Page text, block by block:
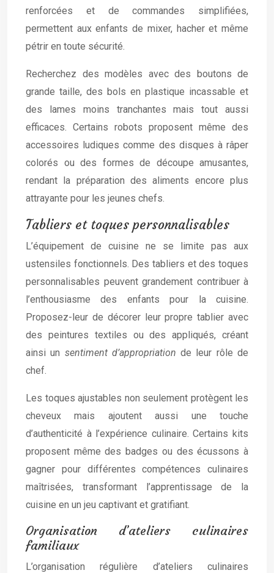
renforcées et de commandes simplifiées,
permettent aux enfants de mixer, hacher et même
pétrir en toute sécurité.
Recherchez des modèles avec des boutons de
grande taille, des bols en plastique incassable et
des lames moins tranchantes mais tout aussi
efficaces. Certains robots proposent même des
accessoires ludiques comme des disques à râper
colorés ou des formes de découpe amusantes,
rendant la préparation des aliments encore plus
attrayante pour les jeunes chefs.
Tabliers et toques personnalisables
L’équipement de cuisine ne se limite pas aux
ustensiles fonctionnels. Des tabliers et des toques
personnalisables peuvent grandement contribuer à
l’enthousiasme des enfants pour la cuisine.
Proposez-leur de décorer leur propre tablier avec
des peintures textiles ou des appliqués, créant
ainsi un sentiment d’appropriationde leur rôle de
chef.
Les toques ajustables non seulement protègent les
cheveux mais ajoutent aussi une touche
d’authenticité à l’expérience culinaire. Certains kits
proposent même des badges ou des écussons à
gagner pour différentes compétences culinaires
maîtrisées, transformant l’apprentissage de la
cuisine en un jeu captivant et gratifiant.
Organisation d’ateliers culinaires
familiaux
L’organisation régulière d’ateliers culinaires